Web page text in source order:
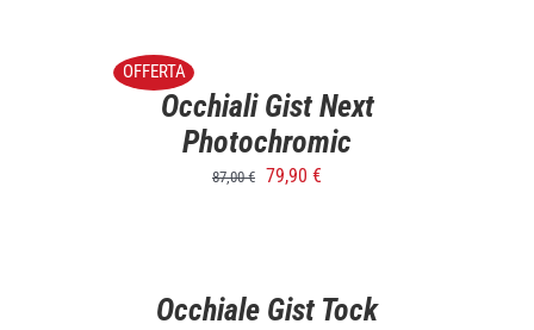
OFFERTA
DETTAGLIOcchiali Gist Next
Photochromic
87,00€ 79,90 €
Occhiale Gist Tock